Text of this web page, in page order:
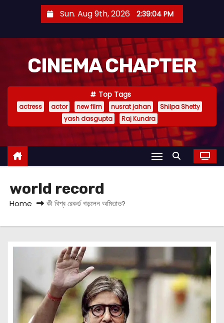
e
Sun. Aug 9th, 2026 2:39:04 PM
CINEMA CHAPTER
Top Tags
actress actor new film nusrat jahan
Shilpa Shetty
yash dasgupta
Raj Kundra
world record
Home কী বিশ্ব রেকর্ড গড়লেন অমিতাভ?